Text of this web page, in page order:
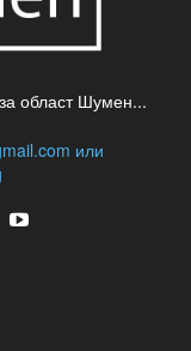
област Шумен...
или